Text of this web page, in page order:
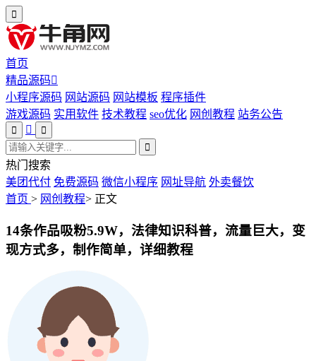
首页
精品源码
小程序源码 网站源码 网站模板 程序插件
游戏源码 实用软件 技术教程 seo优化 网创教程 站务公告
热门搜索
美团代付 免费源码 微信小程序 网址导航 外卖餐饮
首页 > 网创教程> 正文
14条作品吸粉5.9W，法律知识科普，流量巨大，变
现方式多，制作简单，详细教程